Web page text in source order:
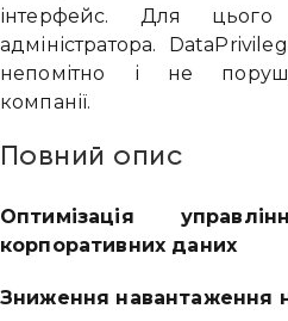
інтерфейс. Для
адміністратора.
непомітно і не
компанії.
Повний опис
Оптимізація
корпоративних даних
Зниження навантаження